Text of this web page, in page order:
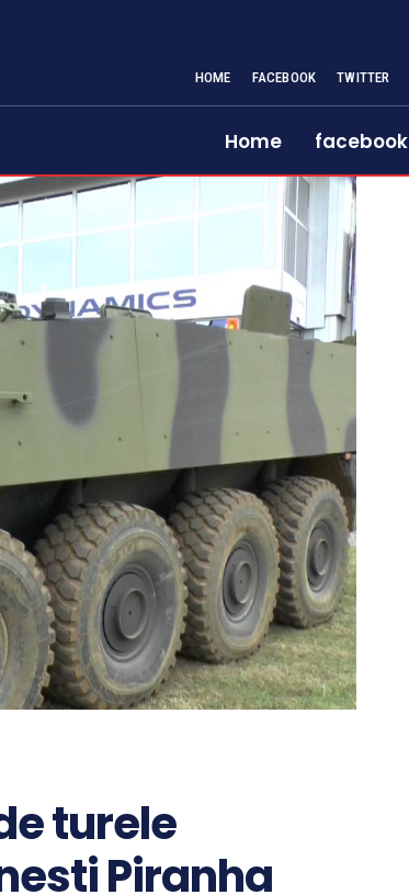
HOME FACEBOOK TWITTER
Home facebook
turele
Piranha